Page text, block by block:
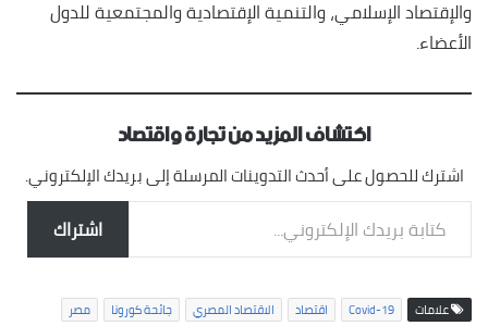
والإقتصاد الإسلامي، والتنمية الإقتصادية والمجتمعية للدول
الأعضاء.
اكتشاف المزيد من تجارة واقتصاد
اشترك للحصول على أحدث التدوينات المرسلة إلى بريدك الإلكتروني.
كتابة بريدك الإلكتروني...
اشتراك
علامات Covid-19 اقتصاد الاقتصاد المصري جائحة كورونا
مصر